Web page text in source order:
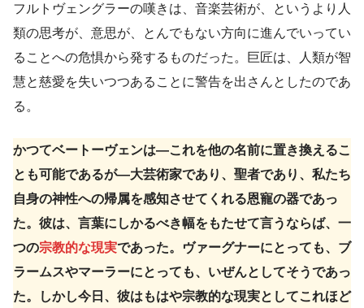
フルトヴェングラーの嘆きは、音楽芸術が、というより人
類の思考が、意思が、とんでもない方向に進んでいってい
ることへの危惧から発するものだった。巨匠は、人類が智
慧と慈愛を失いつつあることに警告を出さんとしたのであ
る。
かつてベートーヴェンは—これを他の名前に置き換えるこ
とも可能であるが—大芸術家であり、聖者であり、私たち
自身の神性への帰属を感知させてくれる恩寵の器であっ
た。彼は、言葉にしかるべき幅をもたせて言うならば、一
つの宗教的な現実であった。ヴァーグナーにとっても、ブ
ラームスやマーラーにとっても、いぜんとしてそうであっ
た。しかし今日、彼はもはや宗教的な現実としてこれほど